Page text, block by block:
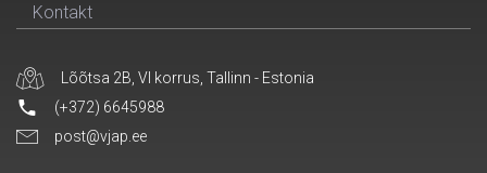
Kontakt
Lõõtsa 2B, VI korrus, Tallinn - Estonia
(+372) 6645988
post@vjap.ee